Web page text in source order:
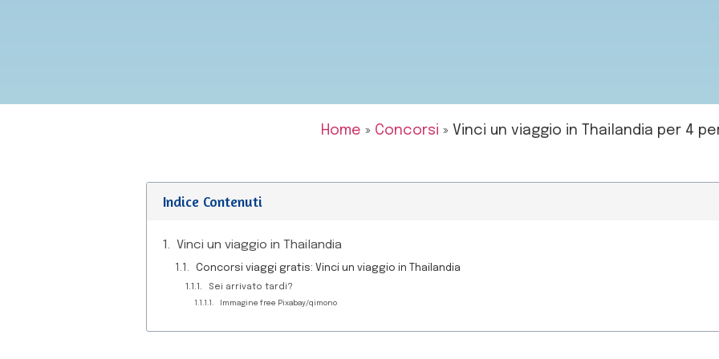
Home » Concorsi » Vinci un viaggio in Thailandia per 4
Indice Contenuti
Vinci un viaggio in Thailandia
Concorsi viaggi gratis: Vinci un viaggio in Thailandia
Sei arrivato tardi?
Immagine free Pixabay/qimono